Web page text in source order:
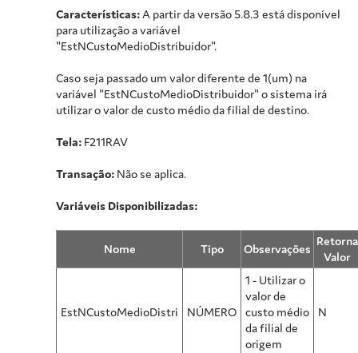
Características:A partir da versão 5.8.3 está disponível
para utilização a variável
"EstNCustoMedioDistribuidor".
Caso seja passado um valor diferente de 1(um) na
variável "EstNCustoMedioDistribuidor" o sistema irá
utilizar o valor de custo médio da filial de destino.
Tela: F211RAV
Transação: Não se aplica.
Variáveis Disponibilizadas:
Nome Tipo Observações
Retorna
Valor
EstNCustoMedioDistri NÚMERO
1 - Utilizar o
valor de
custo médio
da filial de
origem
N